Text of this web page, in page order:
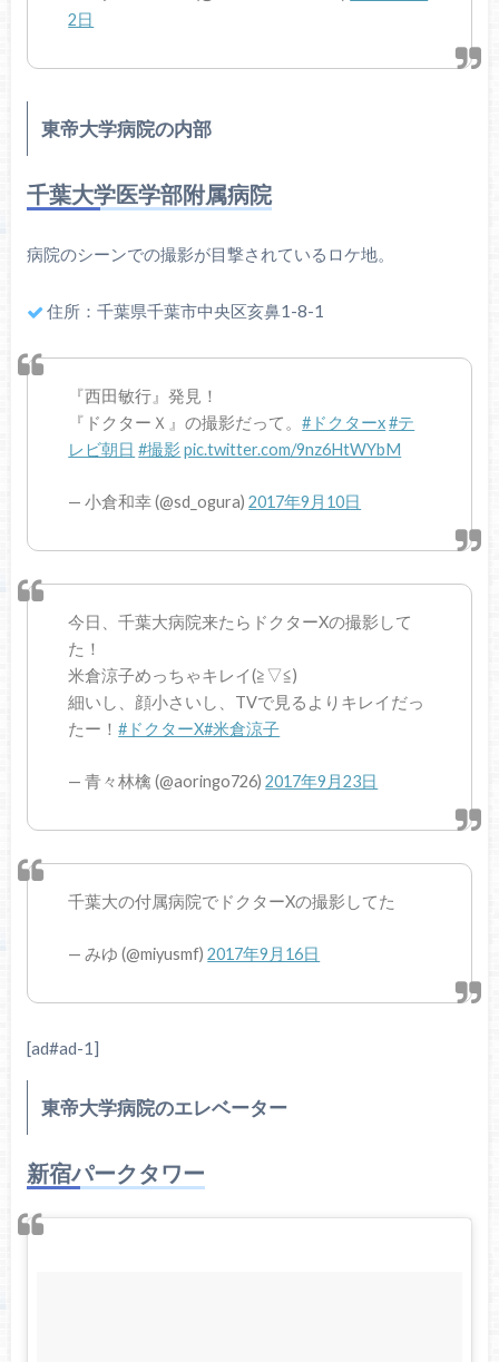
2日
東帝大学病院の内部
千葉大学医学部附属病院
病院のシーンでの撮影が目撃されているロケ地。
住所：千葉県千葉市中央区亥鼻1-8-1
『西田敏行』発見！
『ドクターＸ』の撮影だって。#ドクターx#テ
レビ朝日 #撮影pic.twitter.com/9nz6HtWYbM
— 小倉和幸 (@sd_ogura)2017年9月10日
今日、千葉大病院来たらドクターXの撮影して
た！
米倉涼子めっちゃキレイ(≧▽≦)
細いし、顔小さいし、TVで見るよりキレイだっ
たー！#ドクターX#米倉涼子
— 青々林檎 (@aoringo726)2017年9月23日
千葉大の付属病院でドクターXの撮影してた
— みゆ (@miyusmf)2017年9月16日
[ad#ad-1]
東帝大学病院のエレベーター
新宿パークタワー